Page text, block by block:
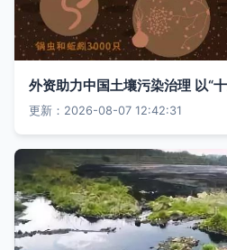
更新：2026-08-07 12:42:31